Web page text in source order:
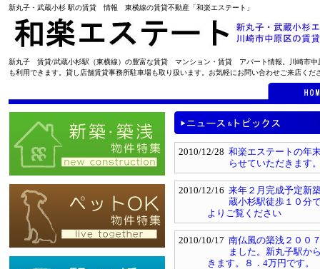
新丸子・武蔵小杉 駅の賃貸 情報 東横線の賃貸不動産「和楽エステート」
新丸子 賃貸/武蔵小杉駅（東横線）の豊富な賃貸 マンション・賃貸 アパート情報。川崎市中
も利用できます。貸し店舗賃貸事務所駐車場も取り扱います。お気軽にお問い合わせご来店くだ
2010/12/28 和楽エステートの年
らせていただきます
2010/12/16 来年２月完成予定新
蔵小杉駅徒歩１０分
よりご覧ください
2010/10/17 南仏風の築浅２００
ました。新丸子駅か
きます。８．4万円です。